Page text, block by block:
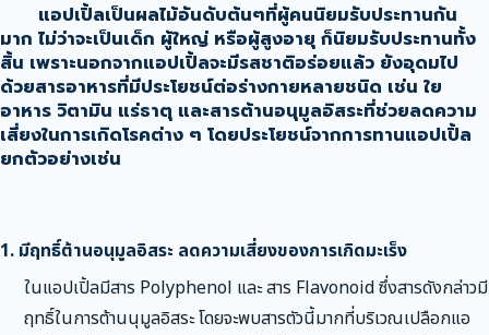
แอปเปิ้ลเป็นผลไม้อันดับต้นๆที่ผู้คนนิยมรับประทานกัน
มาก ไม่ว่าจะเป็นเด็ก ผู้ใหญ่ หรือผู้สูงอายุ ก็นิยมรับประทานทั้ง
สิ้น เพราะนอกจากแอปเปิ้ลจะมีรสชาติอร่อยแล้ว ยังอุดมไป
ด้วยสารอาหารที่มีประโยชน์ต่อร่างกายหลายชนิด เช่น ใย
อาหาร วิตามิน แร่ธาตุ และสารต้านอนุมูลอิสระที่ช่วยลดความ
เสี่ยงในการเกิดโรคต่าง ๆ โดยประโยชน์จากการทานแอปเปิ้ล
ยกตัวอย่างเช่น
1. มีฤทธิ์ต้านอนุมูลอิสระ ลดความเสี่ยงของการเกิดมะเร็ง
ในแอปเปิ้ลมีสาร Polyphenol และ สาร Flavonoid ซึ่งสารดังกล่าวมี
ฤทธิ์ในการต้านนุมูลอิสระ โดยจะพบสารตัวนี้มากที่บริเวณเปลือกแอ